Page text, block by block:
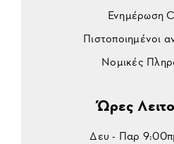
Ενημέρωση
Πιστοποιημένοι
Νομικές
Ώρες
Δευ - Παρ